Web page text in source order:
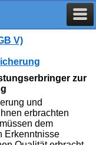
V)
zur
und
erbrachten
dem
Erkenntnisse